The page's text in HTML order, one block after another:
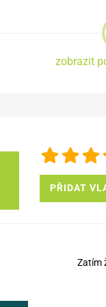
zobrazit
PŘIDAT
Zatím